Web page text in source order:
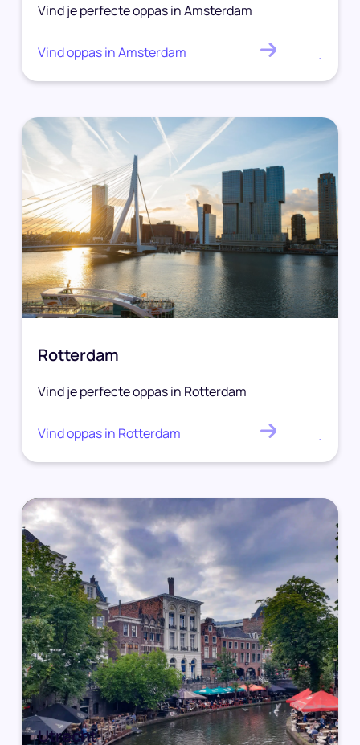
Vind je perfecte oppas in Amsterdam
Vind oppas in Amsterdam .
Rotterdam
Vind je perfecte oppas in Rotterdam
Vind oppas in Rotterdam .
Utrecht